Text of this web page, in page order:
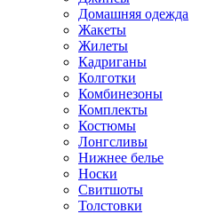
Домашняя одежда
Жакеты
Жилеты
Кадриганы
Колготки
Комбинезоны
Комплекты
Костюмы
Лонгсливы
Нижнее белье
Носки
Свитшоты
Толстовки